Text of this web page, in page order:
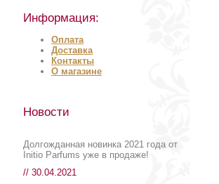
Информация:
Оплата
Доставка
Контакты
О магазине
Новости
Долгожданная новинка 2021 года от
Initio Parfums уже в продаже!
// 30.04.2021